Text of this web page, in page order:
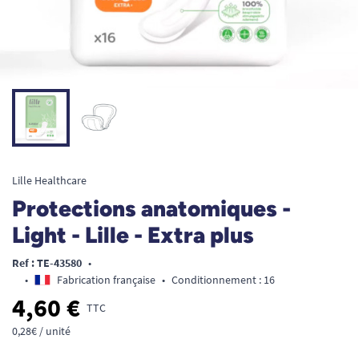
Lille Healthcare
Protections anatomiques -
Light - Lille - Extra plus
Ref : TE-43580 •
•
Fabrication française • Conditionnement : 16
4,60 € TTC
0,28€ / unité